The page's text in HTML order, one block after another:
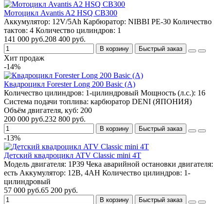
Мотоцикл Avantis A2 HSQ CB300
Аккумулятор: 12V/5Аh Карбюратор: NIBBI PE-30 Количество
тактов: 4 Количество цилиндров: 1
141 000 руб.208 400 руб.
В корзину Быстрый заказ
Хит продаж
-14%
Квадроцикл Forester Long 200 Basic (А)
Количество цилиндров: 1-цилиндровый Мощность (л.с.): 16
Система подачи топлива: карбюратор DENI (ЯПОНИЯ)
Объём двигателя, куб: 200
200 000 руб.232 800 руб.
В корзину Быстрый заказ
-13%
Детский квадроцикл ATV Classic mini 4T
Модель двигателя: 1P39 Чека аварийной остановки двигателя:
есть Аккумулятор: 12В, 4AH Количество цилиндров: 1-
цилиндровый
57 000 руб.65 200 руб.
В корзину Быстрый заказ